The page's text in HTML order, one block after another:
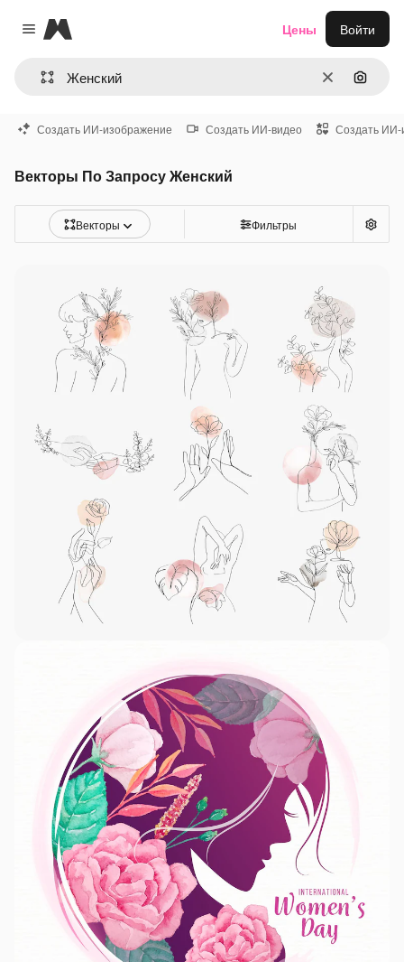
Close menu
Magnific
ОчиститьПоиск
Цены Войти
Создать ИИ-изображение Создать ИИ-видео Создать ИИ-
Векторы По Запросу Женский
Векторы Фильтры